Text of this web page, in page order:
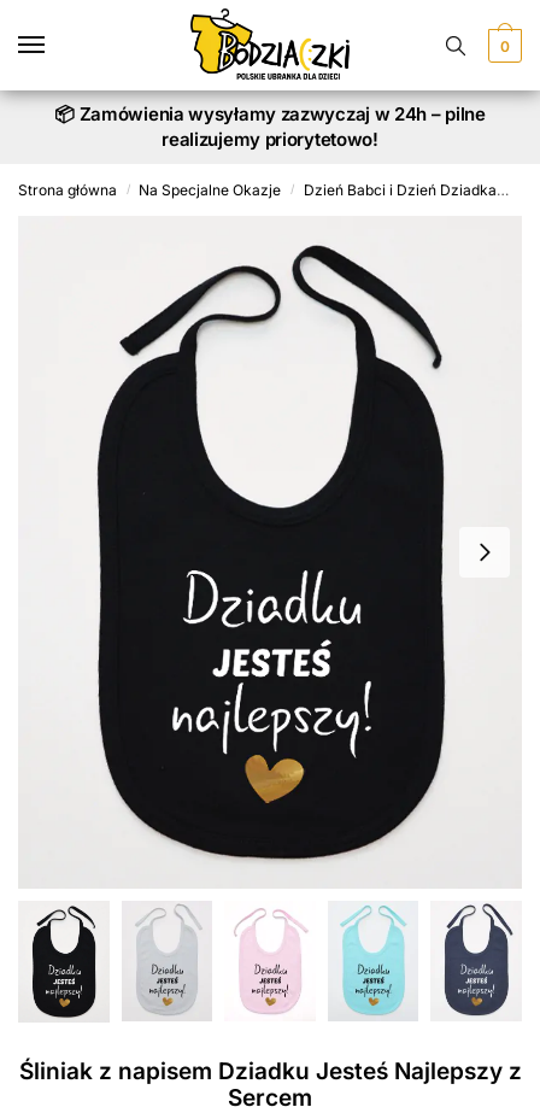
0
📦 Zamówienia wysyłamy zazwyczaj w 24h – pilne
realizujemy priorytetowo!
Strona główna / Na Specjalne Okazje / Dzień Babci i Dzień Dziadka
Śliniak z napisem Dziadku Jesteś Najlepszy z
Sercem